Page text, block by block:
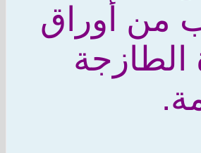
من أوراق
الطازجة